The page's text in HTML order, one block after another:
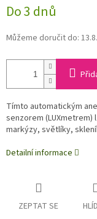
Do 3 dnů
Můžeme doručit do:
Tímto automatickým
senzorem (LUXmetrem)
markýzy, světlíky,
Detailní informace
ZEPTAT SE